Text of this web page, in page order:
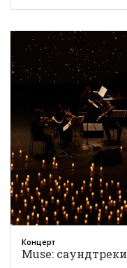
Концерт
Muse: саундтреки